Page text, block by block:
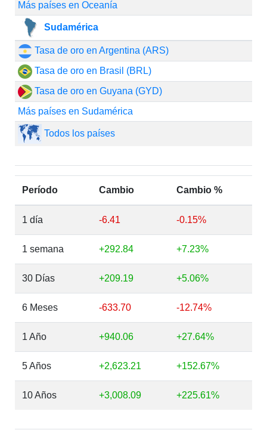
Más países en Oceanía
Sudamérica
Tasa de oro en Argentina (ARS)
Tasa de oro en Brasil (BRL)
Tasa de oro en Guyana (GYD)
Más países en Sudamérica
Todos los países
Período Cambio Cambio %
1 día -6.41 -0.15%
1 semana +292.84 +7.23%
30 Días +209.19 +5.06%
6 Meses -633.70 -12.74%
1 Año +940.06 +27.64%
5 Años +2,623.21 +152.67%
10 Años +3,008.09 +225.61%